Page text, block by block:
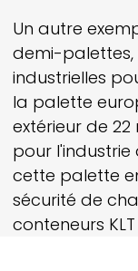
Un autre
demi-
industrielles
la palette
extérieur de
pour l'industrie
cette palette
sécurité de
conteneurs